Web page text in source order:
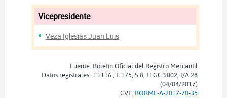
Vicepresidente
Veza Iglesias Juan Luis
Fuente: Boletín Oficial del Registro Mercantil
Datos registrales: T 1116 , F 175, S 8, H GC 9002, I/A 28
(04/04/2017)
CVE: BORME-A-2017-70-35